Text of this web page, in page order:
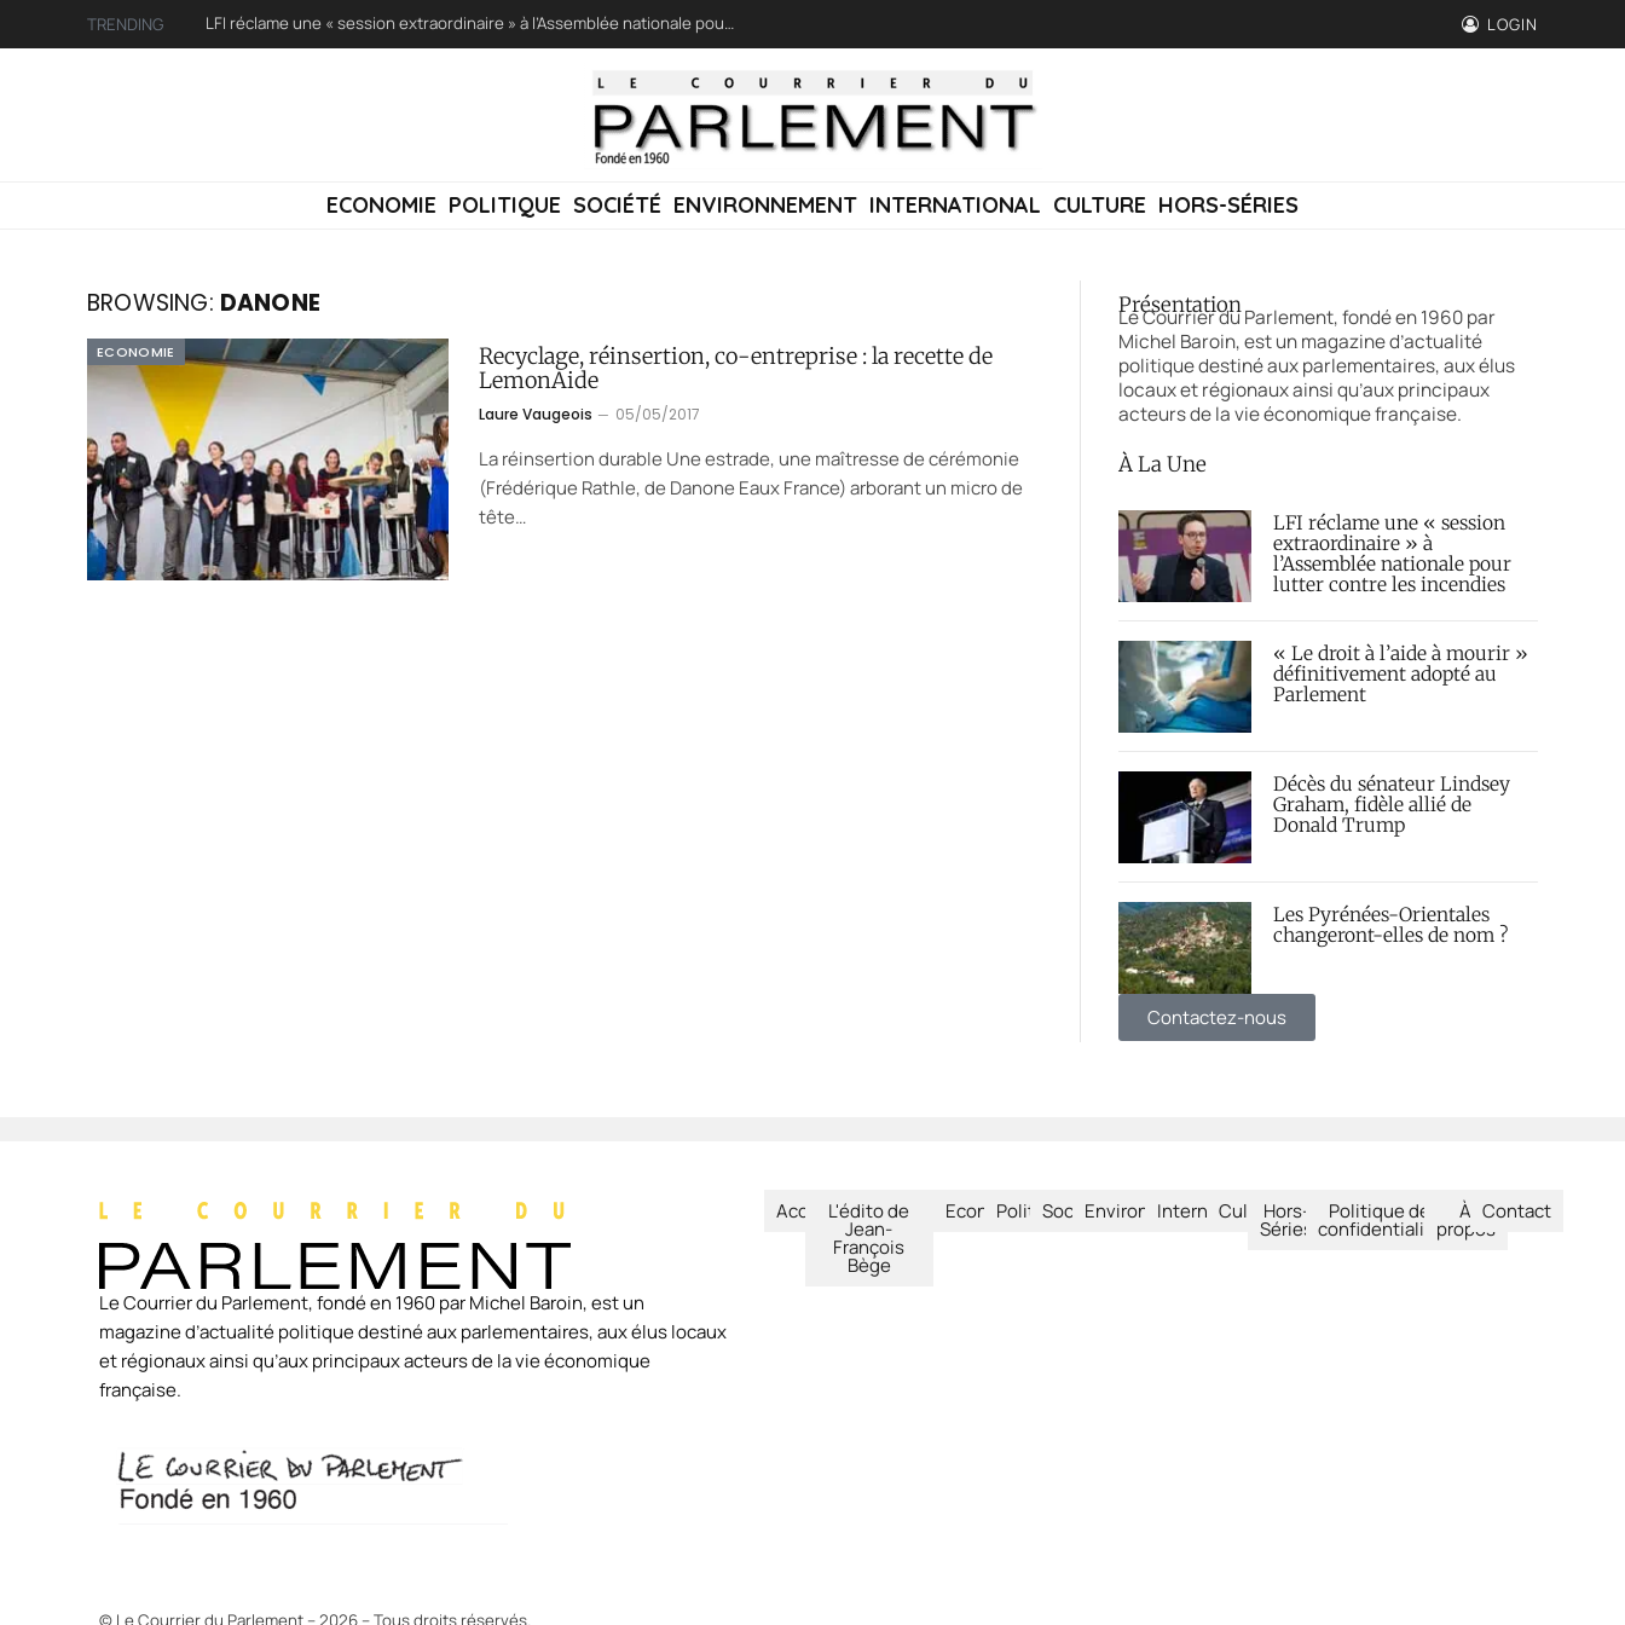
TRENDING LFI réclame une « session extraordinaire » à l’Assemblée nationale pour lutter contre les incendies LOGIN
ECONOMIE POLITIQUE SOCIÉTÉ ENVIRONNEMENT INTERNATIONAL CULTURE HORS-SÉRIES
BROWSING: DANONE
ECONOMIE
Recyclage, réinsertion, co-entreprise : la recette de
LemonAide
Laure Vaugeois 05/05/2017
La réinsertion durable Une estrade, une maîtresse de cérémonie
(Frédérique Rathle, de Danone Eaux France) arborant un micro de
tête…
Présentation
Le Courrier du Parlement, fondé en 1960 par
Michel Baroin, est un magazine d’actualité
politique destiné aux parlementaires, aux élus
locaux et régionaux ainsi qu’aux principaux
acteurs de la vie économique française.
À La Une
LFI réclame une « session
extraordinaire » à
l’Assemblée nationale pour
lutter contre les incendies
« Le droit à l’aide à mourir »
définitivement adopté au
Parlement
Décès du sénateur Lindsey
Graham, fidèle allié de
Donald Trump
Les Pyrénées-Orientales
changeront-elles de nom ?
Contactez-nous
Le Courrier du Parlement, fondé en 1960 par Michel Baroin, est un
magazine d’actualité politique destiné aux parlementaires, aux élus locaux
et régionaux ainsi qu’aux principaux acteurs de la vie économique
française.
AccueilL'édito de
Jean-
François
Bège
EconomiePolitiqueSociétéEnvironnementInternational
CultureHors-
Séries
Politique de
confidentialité
À
propos
Contact
© Le Courrier du Parlement – 2026 – Tous droits réservés.